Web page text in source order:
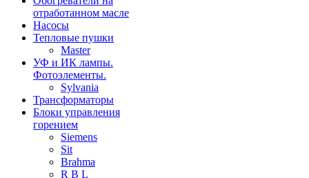
отработанном масле
Насосы
Тепловые пушки
Master
УФ и ИК лампы.
Фотоэлементы.
Sylvania
Трансформаторы
Блоки управления
горением
Siemens
Sit
Brahma
R B L